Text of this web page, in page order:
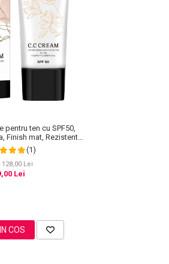
pentru ten cu SPF50,
Finish mat, Rezistenta,
Sefudun, 30 ml
(1)
128,00 Lei
Lei
COS